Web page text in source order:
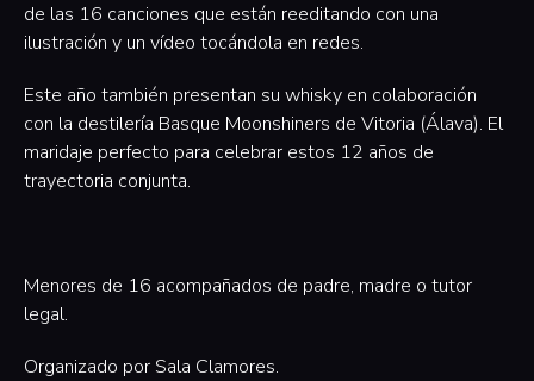
de las 16 canciones que están reeditando con una
ilustración y un vídeo tocándola en redes.
Este año también presentan su whisky en colaboración
con la destilería Basque Moonshiners de Vitoria (Álava). El
maridaje perfecto para celebrar estos 12 años de
trayectoria conjunta.
‍Menores de 16 acompañados de padre, madre o tutor
legal.
Organizado por Sala Clamores.‍